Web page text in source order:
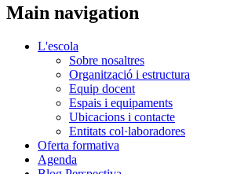
Main navigation
L'escola
Sobre nosaltres
Organització i estructura
Equip docent
Espais i equipaments
Ubicacions i contacte
Entitats col·laboradores
Oferta formativa
Agenda